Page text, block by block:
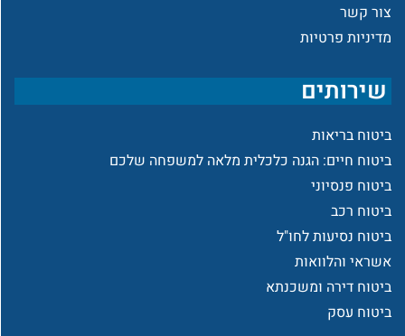
צור קשר
מדיניות פרטיות
שירותים
ביטוח בריאות
ביטוח חיים: הגנה כלכלית מלאה למשפחה שלכם
ביטוח פנסיוני
ביטוח רכב
ביטוח נסיעות לחו"ל
אשראי והלוואות
ביטוח דירה ומשכנתא
ביטוח עסק